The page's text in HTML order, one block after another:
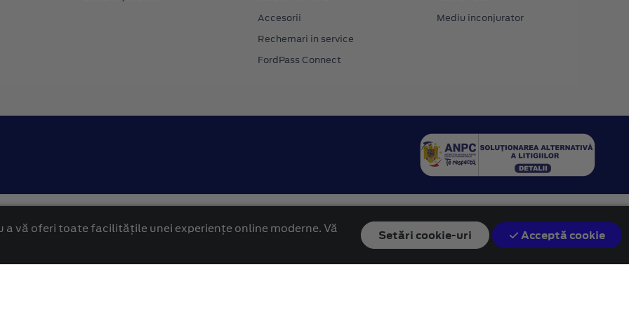
Accesorii
Rechemari in service
FordPass Connect
Mediu inconjurator
vă oferi toate facilitățile unei experiențe online moderne. Vă
Setări cookie-uri Acceptă cookie